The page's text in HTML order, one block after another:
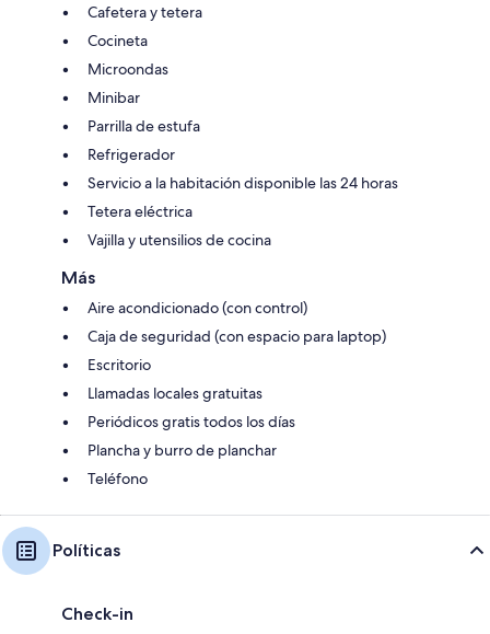
Cafetera y tetera
Cocineta
Microondas
Minibar
Parrilla de estufa
Refrigerador
Servicio a la habitación disponible las 24 horas
Tetera eléctrica
Vajilla y utensilios de cocina
Más
Aire acondicionado (con control)
Caja de seguridad (con espacio para laptop)
Escritorio
Llamadas locales gratuitas
Periódicos gratis todos los días
Plancha y burro de planchar
Teléfono
Políticas
Check-in